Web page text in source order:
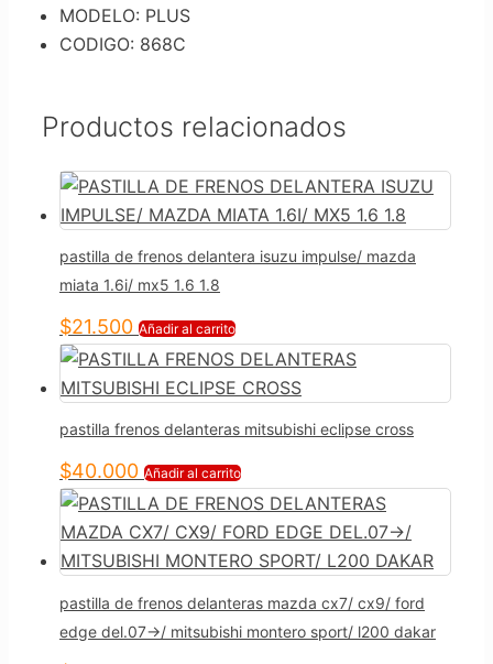
MODELO: PLUS
CODIGO: 868C
Productos relacionados
pastilla de frenos delantera isuzu impulse/ mazda
miata 1.6i/ mx5 1.6 1.8
$21.500 Añadir al carrito
pastilla frenos delanteras mitsubishi eclipse cross
$40.000 Añadir al carrito
pastilla de frenos delanteras mazda cx7/ cx9/ ford
edge del.07->/ mitsubishi montero sport/ l200 dakar